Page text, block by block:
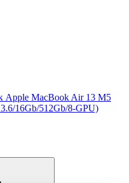
Apple MacBook Air 13 M5
16Gb/512Gb/8-GPU)